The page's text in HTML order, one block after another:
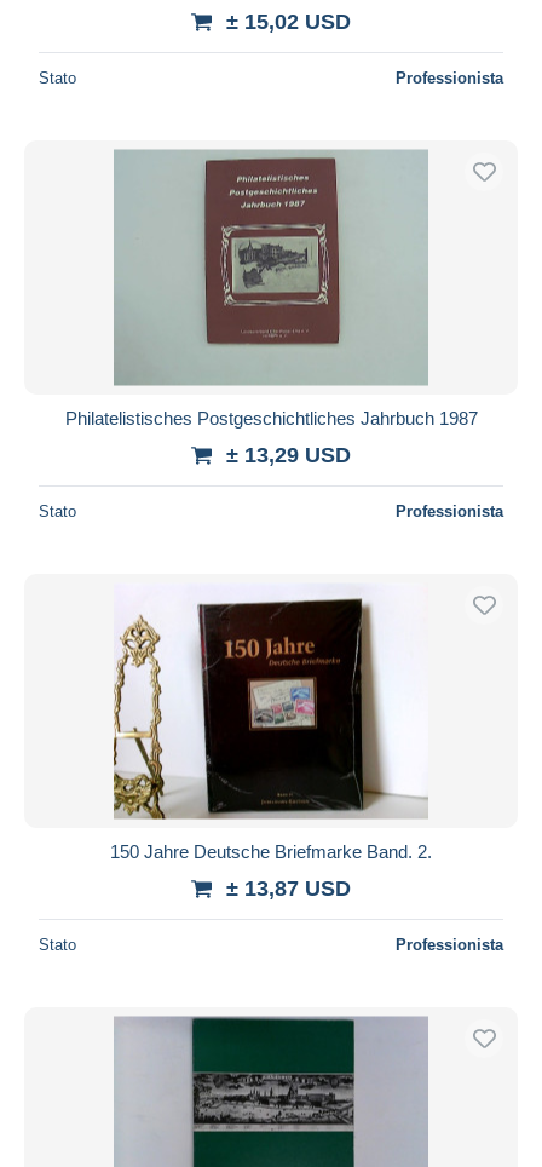
± 15,02 USD
Stato Professionista
Philatelistisches Postgeschichtliches Jahrbuch 1987
± 13,29 USD
Stato Professionista
150 Jahre Deutsche Briefmarke Band. 2.
± 13,87 USD
Stato Professionista